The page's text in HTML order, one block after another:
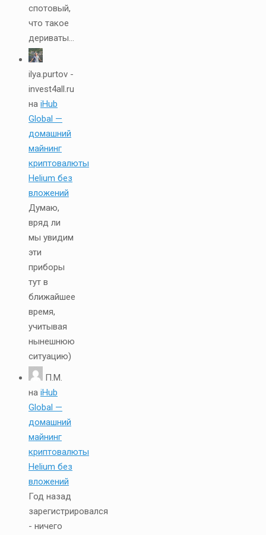
спотовый,
что такое
дериваты...
ilya.purtov -
invest4all.ru
на iHub
Global —
домашний
майнинг
криптовалюты
Helium без
вложений
Думаю,
вряд ли
мы увидим
эти
приборы
тут в
ближайшее
время,
учитывая
нынешнюю
ситуацию)
П.М.
на iHub
Global —
домашний
майнинг
криптовалюты
Helium без
вложений
Год назад
зарегистрировался
- ничего